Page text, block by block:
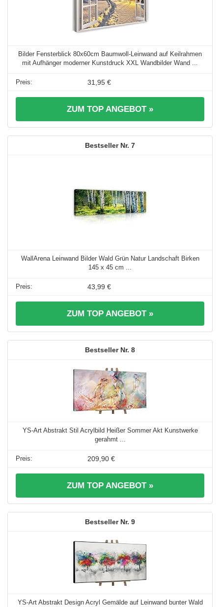
Bilder Fensterblick 80x60cm Baumwoll-Leinwand auf Keilrahmen
mit Aufhänger moderner Kunstdruck XXL Wandbilder Wand ...
31,95 €
ZUM TOP ANGEBOT »
7
WallArena Leinwand Bilder Wald Grün Natur Landschaft Birken
145 x 45 cm ...
43,99 €
ZUM TOP ANGEBOT »
8
YS-Art Abstrakt Stil Acrylbild Heißer Sommer Akt Kunstwerke
gerahmt ...
209,90 €
ZUM TOP ANGEBOT »
9
YS-Art Abstrakt Design Acryl Gemälde auf Leinwand bunter Wald